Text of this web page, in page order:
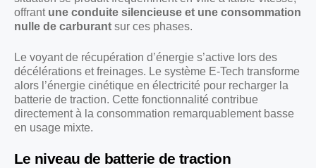
offrant une conduite silencieuse et une consommation
nulle de carburant sur ces phases.
Le voyant de récupération d’énergie s’active lors des
décélérations et freinages. Le système E-Tech transforme
alors l’énergie cinétique en électricité pour recharger la
batterie de traction. Cette fonctionnalité contribue
directement à la consommation remarquablement basse
en usage mixte.
Le niveau de batterie de traction